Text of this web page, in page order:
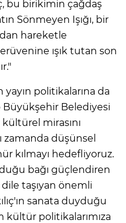
bu birikimin çağdaş
Sönmeyen Işığı, bir
hareketle
ışık tutan son
yayın politikalarına da
Belediyesi
mirasını
zamanda düşünsel
kılmayı hedefliyoruz.
bağı güçlendiren
dile taşıyan önemli
sanata duyduğu
kültür politikalarımıza